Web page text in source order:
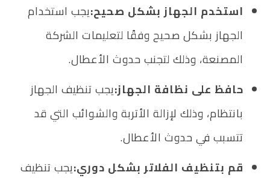
استخدم الجهاز بشكل صحيح:يجب استخدام
الجهاز بشكل صحيح وفقًا لتعليمات الشركة
المصنعة، وذلك لتجنب حدوث الأعطال.
حافظ على نظافة الجهاز:يجب تنظيف الجهاز
بانتظام، وذلك لإزالة الأتربة والشوائب التي قد
تتسبب في حدوث الأعطال.
قم بتنظيف الفلاتر بشكل دوري:يجب تنظيف